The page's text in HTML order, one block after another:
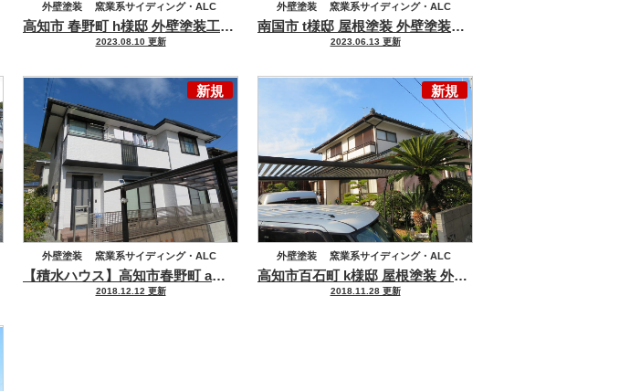
オールブラックなかっこいいお家になりました
高知市 春野町 h様邸 外壁塗装工事 既存と近い仕上がりになりました！
2023.08.10 更新
外壁塗装
窯業系サイディング・ALC
ハウスメーカー
積水ハウス 南国市 t様邸 屋根塗装 外壁塗装工事
2023.06.13 更新
外壁塗装
窯業系サイディング・ALC
高意匠サイディング
屋根塗装
セメント瓦・洋風コンクリート瓦
新規
【積水ハウス】高知市春野町 a様邸 外壁塗装工事
2018.12.12 更新
外壁塗装
窯業系サイディング・ALC
ハウスメーカー
積水ハウス
新規
高知市百石町 k様邸 屋根塗装 外壁塗装工事
2018.11.28 更新
外壁塗装
窯業系サイディング・ALC
屋根塗装
セメント瓦・洋風コンクリート瓦